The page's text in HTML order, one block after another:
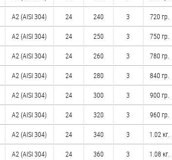
А2 (AISI 304) 24 240 3 720 гр.
А2 (AISI 304) 24 250 3 750 гр.
А2 (AISI 304) 24 260 3 780 гр.
А2 (AISI 304) 24 280 3 840 гр.
А2 (AISI 304) 24 300 3 900 гр.
А2 (AISI 304) 24 320 3 960 гр.
А2 (AISI 304) 24 340 3 1.02 кг.
А2 (AISI 304) 24 360 3 1.08 кг.